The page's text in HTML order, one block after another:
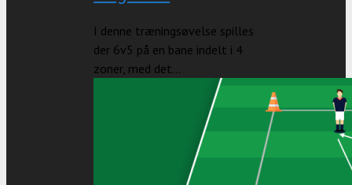
I denne træningsøvelse spilles
der 6v5 på en bane indelt i 4
zoner, med det...